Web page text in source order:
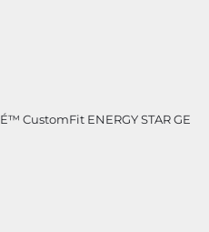
CustomFit ENERGY STAR GE